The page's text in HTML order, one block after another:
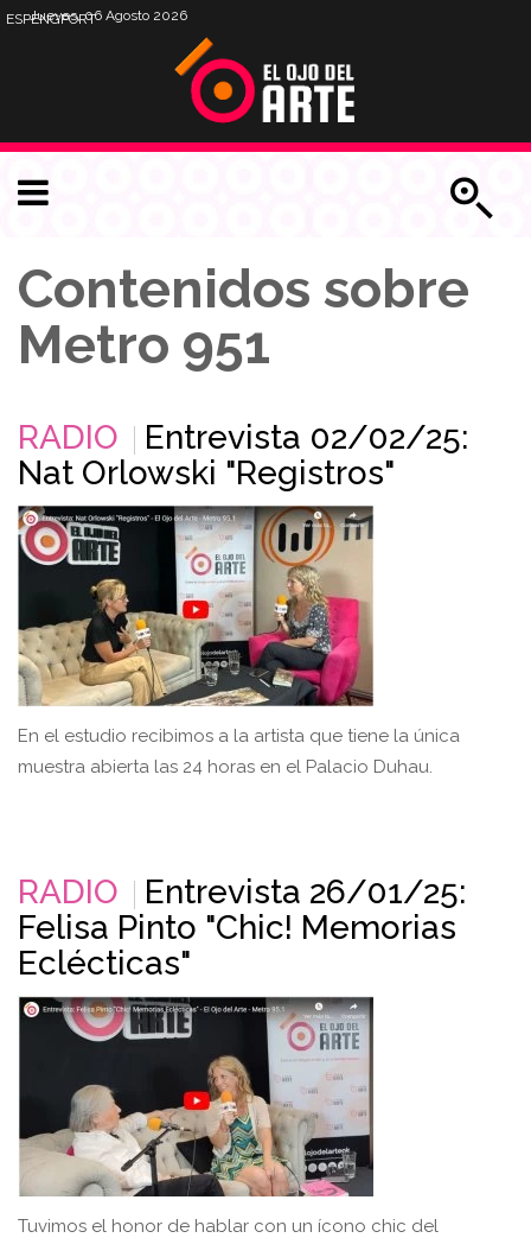
Jueves, 06 Agosto 2026
ESPENGPORT
Contenidos sobre
Metro 951
RADIO
Entrevista 02/02/25:
Nat Orlowski "Registros"
En el estudio recibimos a la artista que tiene la única
muestra abierta las 24 horas en el Palacio Duhau.
RADIO
Entrevista 26/01/25:
Felisa Pinto "Chic! Memorias
Eclécticas"
Tuvimos el honor de hablar con un ícono chic del